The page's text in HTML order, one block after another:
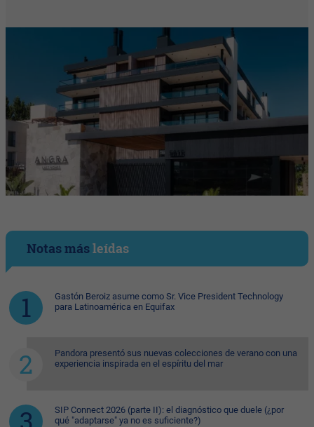
Notas másleídas
Gastón Beroiz asume como Sr. Vice President Technology
para Latinoamérica en Equifax
Pandora presentó sus nuevas colecciones de verano con una
experiencia inspirada en el espíritu del mar
SIP Connect 2026 (parte II): el diagnóstico que duele (¿por
qué "adaptarse" ya no es suficiente?)